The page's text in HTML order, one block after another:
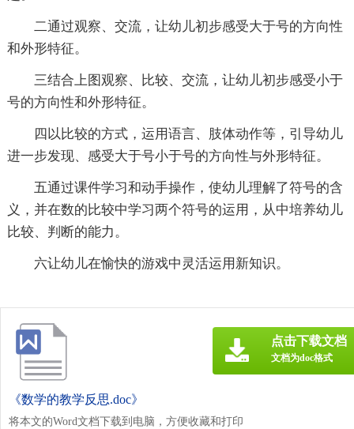
二通过观察、交流，让幼儿初步感受大于号的方向性
和外形特征。
三结合上图观察、比较、交流，让幼儿初步感受小于
号的方向性和外形特征。
四以比较的方式，运用语言、肢体动作等，引导幼儿
进一步发现、感受大于号小于号的方向性与外形特征。
五通过课件学习和动手操作，使幼儿理解了符号的含
义，并在数的比较中学习两个符号的运用，从中培养幼儿
比较、判断的能力。
六让幼儿在愉快的游戏中灵活运用新知识。
《数学的教学反思.doc》
将本文的Word文档下载到电脑，方便收藏和打印
点击下载文档
文档为doc格式